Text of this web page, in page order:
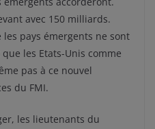
avec 150 milliards.
pays émergents ne sont
les Etats-Unis comme
pas à ce nouvel
du FMI.
les lieutenants du